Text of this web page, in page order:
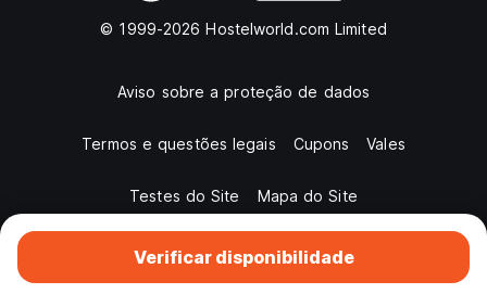
Verificar disponibilidade
© 1999-2026 Hostelworld.com Limited
Aviso sobre a proteção de dados
Termos e questões legais Cupons Vales
Testes do Site Mapa do Site